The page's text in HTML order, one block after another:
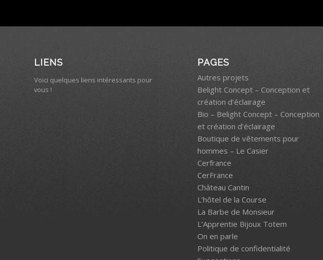
LIENS
Voici quelques liens intéressants pour
vous !
PAGES
Autres projets
Belight Concept – Conception et
création d’éclairage
Bio – Belight Concept – Conception
et création d’éclairage
Boutique de vêtements pour
hommes – Le Casier
Cerfrance
CerFrance
Château Cantin
L’hôtel de la Course
La Barbe de Monsieur
L’Apprentie Bijoux Totem
On en parle
Politique de confidentialité